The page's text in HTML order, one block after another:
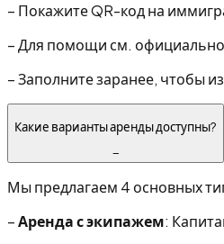
– Покажите QR-код на
–Для помощи см.
–Заполните заранее, чтобы
Какие варианты аренды доступны?
−
Мы предлагаем 4 основных
–Аренда с экипажем: